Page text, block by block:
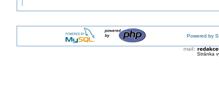
DT#24: Představení novinek na Digistage MSV 2024
Powered by
Stránka